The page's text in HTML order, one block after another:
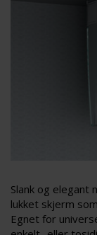
Slank og elegant
lukket skjerm
Egnet for